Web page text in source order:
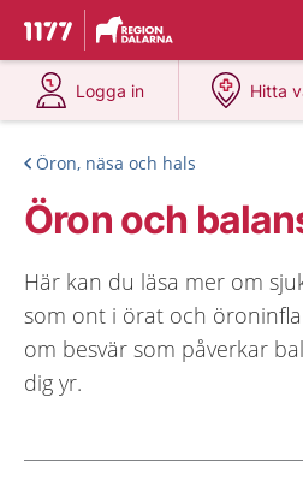
Till startsidan för 1177
Du har valt region
Logga in
på 1177.se
Hitta
på
Öron, näsa och hals
Öron och
Här kan du läsa mer om
som ont i örat och
om besvär som påverkar
dig yr.